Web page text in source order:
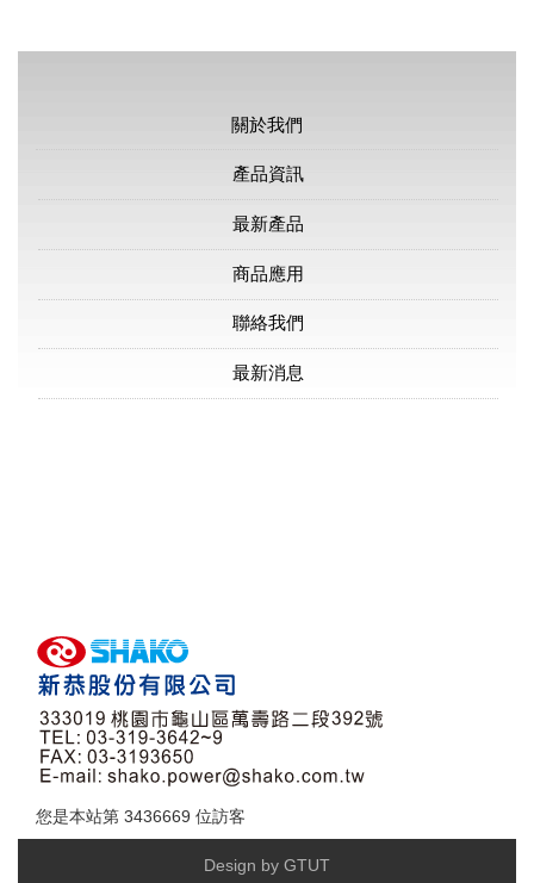
關於我們
產品資訊
最新產品
商品應用
聯絡我們
最新消息
您是本站第 3436669 位訪客
Design by GTUT